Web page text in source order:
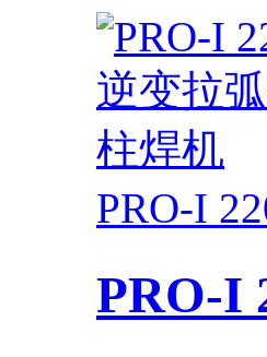
PRO-I
PRO-I